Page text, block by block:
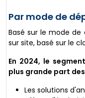
Par mode de
Basé sur le mode
sur site, basé sur le
En 2024, le
plus grande part
Les solutions